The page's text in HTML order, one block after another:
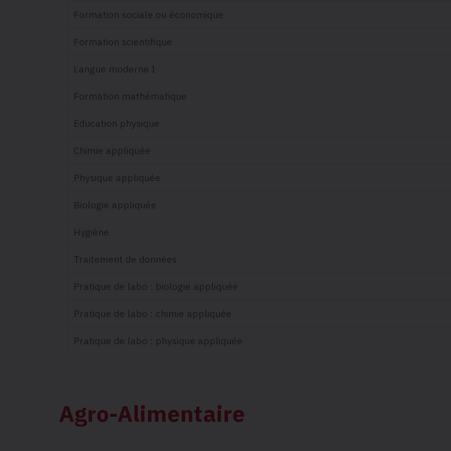
Formation sociale ou économique
Formation scientifique
Langue moderne I
Formation mathématique
Education physique
Chimie appliquée
Physique appliquée
Biologie appliquée
Hygiène
Traitement de données
Pratique de labo : biologie appliquée
Pratique de labo : chimie appliquée
Pratique de labo : physique appliquée
Agro-Alimentaire